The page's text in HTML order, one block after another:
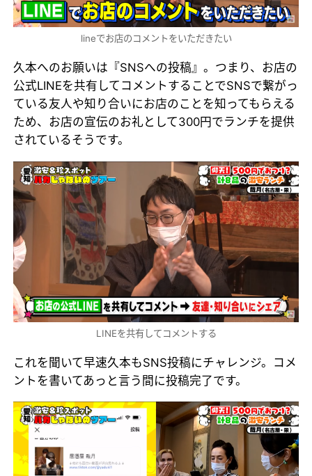
lineでお店のコメントをいただきたい
久本へのお願いは『SNSへの投稿』。つまり、お店の
公式LINEを共有してコメントすることでSNSで繋がっ
ている友人や知り合いにお店のことを知ってもらえる
ため、お店の宣伝のお礼として300円でランチを提供
されているそうです。
LINEを共有してコメントする
これを聞いて早速久本もSNS投稿にチャレンジ。コメ
ントを書いてあっと言う間に投稿完了です。